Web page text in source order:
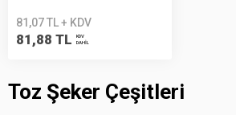
81,07 TL + KDV
81,88 TL
KDV
DAHİL
Toz Şeker Çeşitleri